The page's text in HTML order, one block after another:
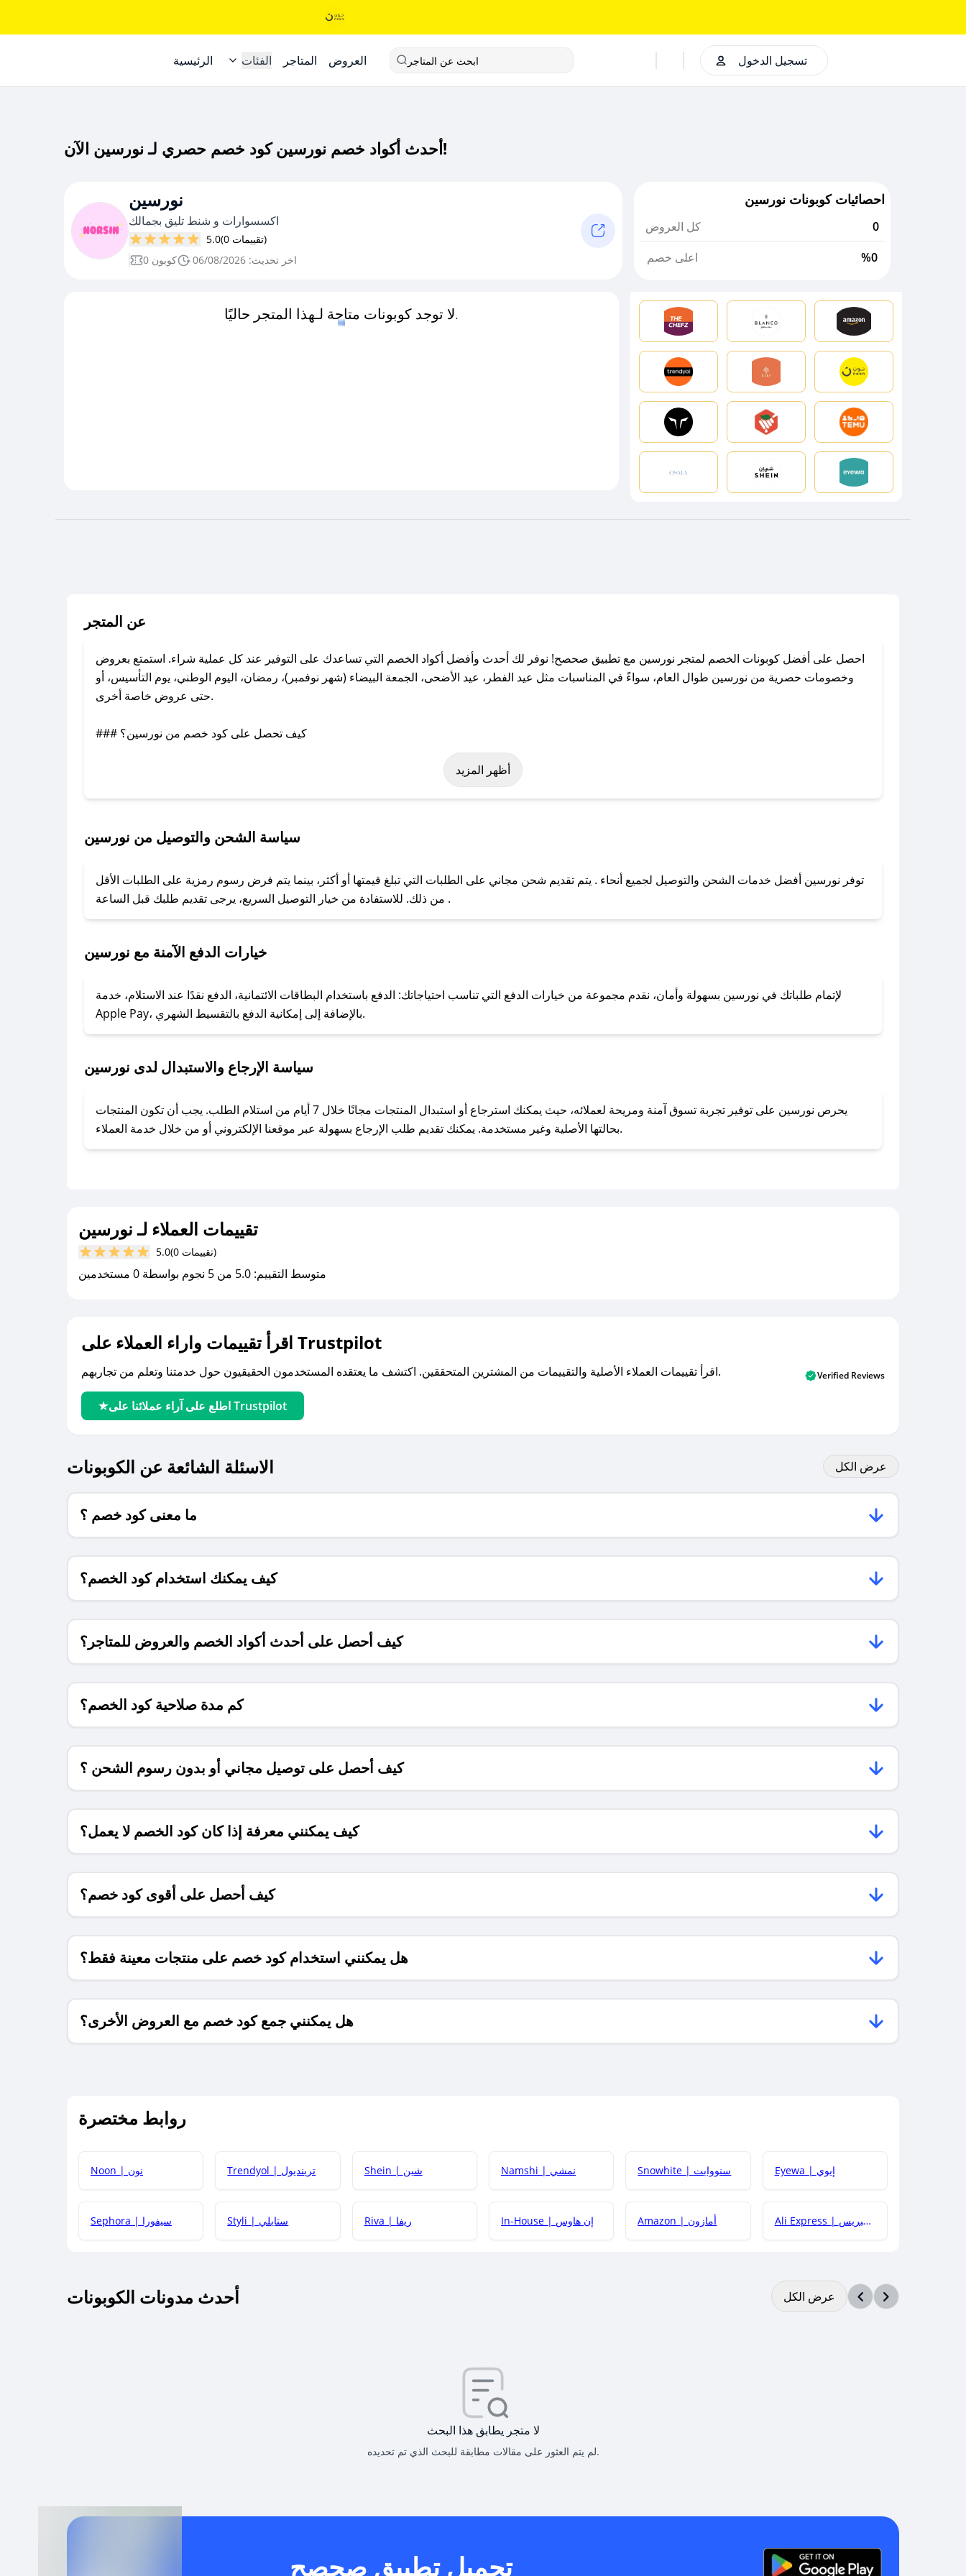
الرئيسية الفئات المتاجر العروض ابحث عن المتاجر تسجيل الدخول
أحدث أكواد خصم نورسين كود خصم حصري لـ نورسين الآن!
نورسين
اكسسوارات و شنط تليق بجمالك
5.0
(0 تقييمات)
0 كوبون
اخر تحديث: 06/08/2026
احصائيات كوبونات نورسين
كل العروض
0
اعلى خصم
%0
لا توجد كوبونات متاحة لـهذا المتجر حاليًا.
عن المتجر
احصل على أفضل كوبونات الخصم لمتجر نورسين مع تطبيق صحصح! نوفر لك أحدث وأفضل أكواد الخصم التي تساعدك على التوفير عند كل عملية شراء. استمتع بعروض
وخصومات حصرية من نورسين طوال العام، سواءً في المناسبات مثل عيد الفطر، عيد الأضحى، الجمعة البيضاء (شهر نوفمبر)، رمضان، اليوم الوطني، يوم التأسيس، أو
حتى عروض خاصة أخرى.
### كيف تحصل على كود خصم من نورسين؟
باستخدام تطبيق صحصح، يمكنك العثور بسهولة على كود خصم نورسين. وفي حال عدم توفر الكوبون، تواصل معنا عبر تويتر أو البريد الإلكتروني لإضافته بسرعة.
لا تقلق! يمكنك التواصل مع فريق دعم صحصح عبر الرسائل الخاصة على تويتر أو البريد الإلكتروني، وسنقوم بحل المشكلة في أسرع وقت ممكن.
### ماذا أفعل إذا لم أجد كود خصم لمتجري المفضل؟
للحصول على كوبونات وخصومات حصرية، قم بما يلي:
- اضغط على أيقونة متابعة لمتجر نورسين في تطبيق صحصح.
- تابع حسابنا الرسمي على تويتر وقم بتفعيل زر التنبيهات.
أظهر المزيد
سياسة الشحن والتوصيل من نورسين
توفر نورسين أفضل خدمات الشحن والتوصيل لجميع أنحاء . يتم تقديم شحن مجاني على الطلبات التي تبلغ قيمتها أو أكثر، بينما يتم فرض رسوم رمزية على الطلبات الأقل
من ذلك. للاستفادة من خيار التوصيل السريع، يرجى تقديم طلبك قبل الساعة .
خيارات الدفع الآمنة مع نورسين
لإتمام طلباتك في نورسين بسهولة وأمان، نقدم مجموعة من خيارات الدفع التي تناسب احتياجاتك: الدفع باستخدام البطاقات الائتمانية، الدفع نقدًا عند الاستلام، خدمة
Apple Pay، بالإضافة إلى إمكانية الدفع بالتقسيط الشهري.
سياسة الإرجاع والاستبدال لدى نورسين
يحرص نورسين على توفير تجربة تسوق آمنة ومريحة لعملائه، حيث يمكنك استرجاع أو استبدال المنتجات مجانًا خلال 7 أيام من استلام الطلب. يجب أن تكون المنتجات
بحالتها الأصلية وغير مستخدمة. يمكنك تقديم طلب الإرجاع بسهولة عبر موقعنا الإلكتروني أو من خلال خدمة العملاء.
تقييمات العملاء لـ نورسين
5.0 (0 تقييمات)
متوسط التقييم: 5.0 من 5 نجوم بواسطة 0 مستخدمين
اقرأ تقييمات واراء العملاء على Trustpilot
اقرأ تقييمات العملاء الأصلية والتقييمات من المشترين المتحققين. اكتشف ما يعتقده المستخدمون الحقيقيون حول خدمتنا وتعلم من تجاربهم.
اطلع على آراء عملائنا على Trustpilot
Verified Reviews
الاسئلة الشائعة عن الكوبونات عرض الكل
ما معنى كود خصم ؟
كيف يمكنك استخدام كود الخصم؟
كيف أحصل على أحدث أكواد الخصم والعروض للمتاجر؟
كم مدة صلاحية كود الخصم؟
كيف أحصل على توصيل مجاني أو بدون رسوم الشحن ؟
كيف يمكنني معرفة إذا كان كود الخصم لا يعمل؟
كيف أحصل على أقوى كود خصم؟
هل يمكنني استخدام كود خصم على منتجات معينة فقط؟
هل يمكنني جمع كود خصم مع العروض الأخرى؟
روابط مختصرة
Noon | نون Trendyol | ترينديول Shein | شين Namshi | نمشي Snowhite | سنووايت Eyewa | إيوي
Sephora | سيفورا Styli | ستايلي Riva | ريفا In-House | إن هاوس Amazon | أمازون Ali Express | علي إكسبريس
أحدث مدونات الكوبونات عرض الكل
لا متجر يطابق هذا البحث
لم يتم العثور على مقالات مطابقة للبحث الذي تم تحديده.
تحميل تطبيق صحصح